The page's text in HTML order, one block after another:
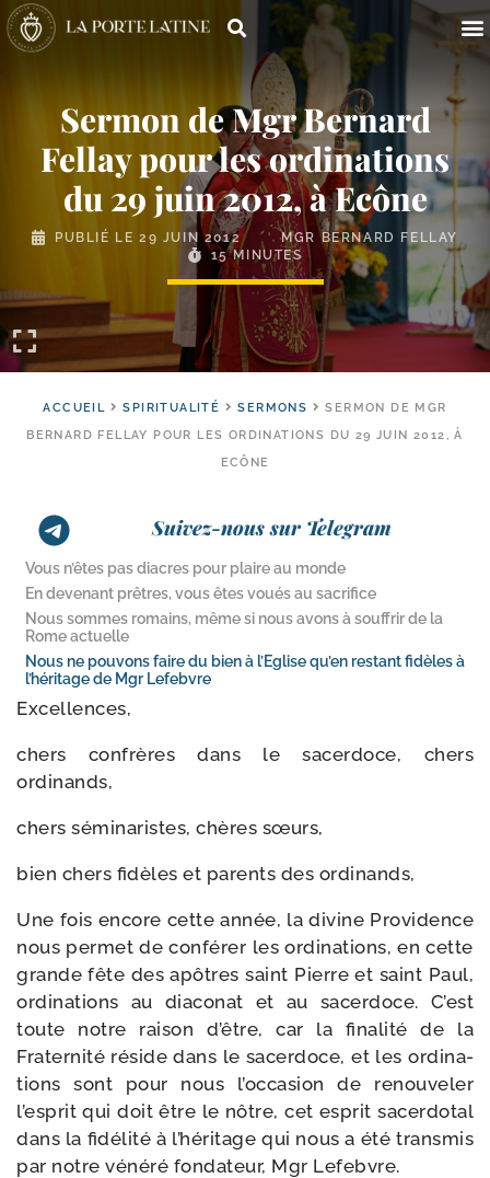
Sermon de Mgr Bernard
Fellay pour les ordinations
du 29 juin 2012, à Ecône
PUBLIÉ LE 29 JUIN 2012
MGR BERNARD FELLAY
15 MINUTES
ACCUEIL SPIRITUALITÉ SERMONS
SERMON DE MGR
BERNARD FELLAY POUR LES ORDINATIONS DU 29 JUIN 2012, À
ECÔNE
Suivez-nous sur Telegram
Vous n’êtes pas diacres pour plaire au monde
En devenant prêtres, vous êtes voués au sacrifice
Nous sommes romains, même si nous avons à souffrir de la
Rome actuelle
Nous ne pouvons faire du bien à l’Eglise qu’en restant fidèles à
l’héritage de Mgr Lefebvre
Excellences,
chers confrères dans le sacer­doce, chers
ordinands,
chers sémi­na­ristes, chères sœurs,
bien chers fidèles et parents des ordinands,
Une fois encore cette année, la divine Providence
nous per­met de confé­rer les ordi­na­tions, en cette
grande fête des apôtres saint Pierre et saint Paul,
ordi­na­tions au dia­co­nat et au sacer­doce. C’est
toute notre rai­son d’être, car la fina­li­té de la
Fraternité réside dans le sacer­doce, et les ordi­na­
tions sont pour nous l’occasion de renou­ve­ler
l’esprit qui doit être le nôtre, cet esprit sacer­do­tal
dans la fidé­li­té à l’héritage qui nous a été trans­mis
par notre véné­ré fon­da­teur, Mgr Lefebvre.